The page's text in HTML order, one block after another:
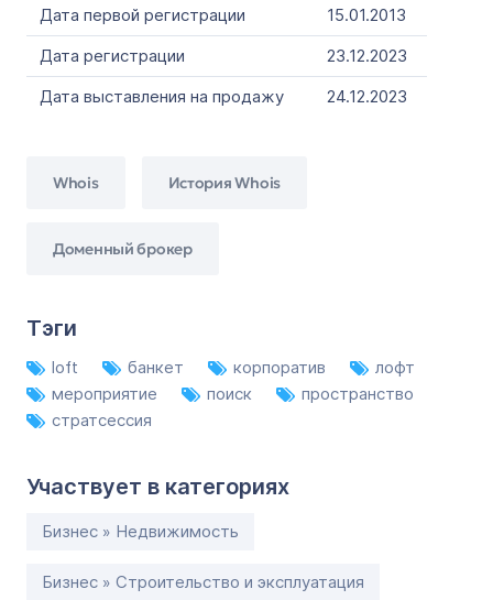
Дата первой регистрации
15.01.2013
Дата регистрации
23.12.2023
Дата выставления на продажу
24.12.2023
Whois История Whois
Доменный брокер
Тэги
loft банкет корпоратив
лофт
мероприятие
поиск
пространство
стратсессия
Участвует в категориях
Бизнес » Недвижимость
Бизнес » Строительство и эксплуатация